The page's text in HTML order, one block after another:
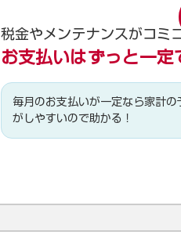
税金やメンテナンスがコミ
お支払いはずっと一定
毎月のお支払いが一定なら家計の
がしやすいので助かる！